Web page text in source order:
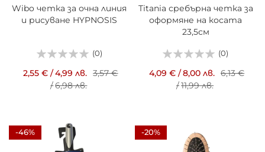
Wibo четка за очна линия
и рисуване HYPNOSIS
(0)
2,55 € /4,99 лв. 3,57 €
/6,98 лв.
Titania сребърна четка за
оформяне на косата
23,5см
(0)
4,09 € /8,00 лв. 6,13 €
/11,99 лв.
-46% -20%